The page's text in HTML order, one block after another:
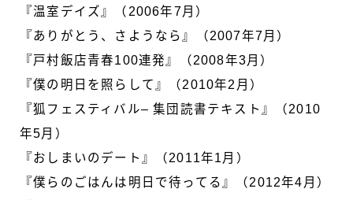
『温室デイズ』（2006年7月）
『ありがとう、さようなら』（2007年7月）
『戸村飯店青春100連発』（2008年3月）
『僕の明日を照らして』（2010年2月）
『狐フェスティバル– 集団読書テキスト』（2010
年5月）
『おしまいのデート』（2011年1月）
『僕らのごはんは明日で待ってる』（2012年4月）